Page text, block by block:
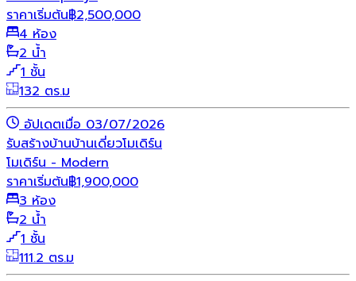
ราคาเริ่มต้น฿2,500,000
4 ห้อง
2 น้ำ
1 ชั้น
132 ตร.ม
อัปเดตเมื่อ 03/07/2026
รับสร้างบ้านบ้านเดี่ยวโมเดิร์น
โมเดิร์น - Modern
ราคาเริ่มต้น฿1,900,000
3 ห้อง
2 น้ำ
1 ชั้น
111.2 ตร.ม